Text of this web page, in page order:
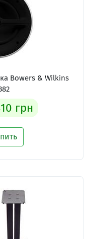
Bowers & Wilkins
грн